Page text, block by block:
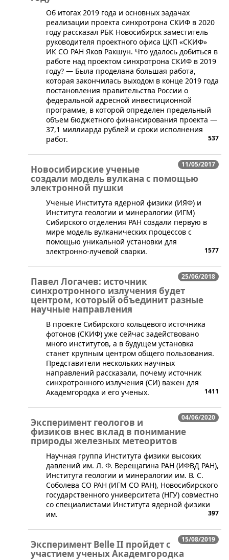
​Об итогах 2019 года и основных задачах
реализации проекта синхротрона СКИФ в 2020
году рассказал РБК Новосибирск заместитель
руководителя проектного офиса ЦКП «СКИФ»
ИК СО РАН Яков Ракшун. Что удалось добиться в
работе над проектом синхротрона СКИФ в 2019
году? — Была проделана большая работа,
которая закончилась выходом в конце 2019 года
постановления правительства России о
федеральной адресной инвестиционной
программе, в которой определен предельный
объем бюджетного финансирования проекта —
37,1 миллиарда рублей и сроки исполнения
работ.
537
11/05/2017
Новосибирские ученые
создали модель вулкана с помощью
электронной пушки
​​Ученые Института ядерной физики (ИЯФ) и
Института геологии и минералогии (ИГМ)
Сибирского отделения РАН создали первую в
мире модель вулканических процессов с
помощью уникальной установки для
электронно-лучевой сварки.
1577
25/06/2018
Павел Логачев: источник
синхротронного излучения будет
центром, который объединит разные
научные направления
​В проекте Сибирского кольцевого источника
фотонов (СКИФ) уже сейчас задействовано
много институтов, а в будущем установка
станет крупным центром общего пользования.
Представители нескольких научных
направлений рассказали, почему источник
синхротронного излучения (СИ) важен для
Академгородка и его ученых.
1411
04/06/2020
Эксперимент геологов и
физиков внес вклад в понимание
природы железных метеоритов
Научная группа Института физики высоких
давлений им. Л. Ф. Верещагина РАН (ИФВД РАН),
Института геологии и минералогии им. В. С.
Соболева СО РАН (ИГМ СО РАН), Новосибирского
государственного университета (НГУ) совместно
со специалистами Института ядерной физики
им.
397
15/08/2019
Эксперимент Belle II пройдет с
участием ученых Академгородка